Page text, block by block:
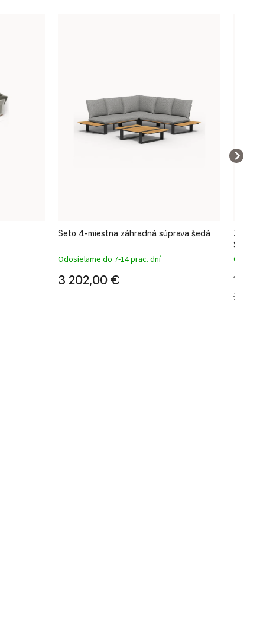
Seto 4-miestna záhradná súprava šedá
Odosielame do 7-14 prac. dní
3 202,00 €
Záhradná
SERGIO
1
1 876,00